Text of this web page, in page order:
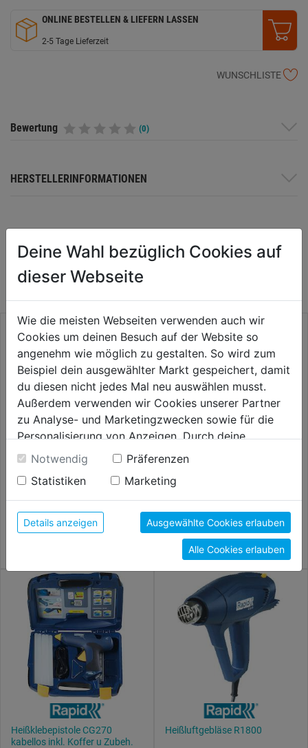
ONLINE BESTELLEN & LIEFERN LASSEN
2-5 Tage Lieferzeit
WUNSCHLISTE
Bewertung (0)
HERSTELLERINFORMATIONEN
WEITERE PRODUKTE AUS DIESER
KATEGORIE
Klebepistole CG 270 Blister f.
Klebesticks 12mm
36,59€
WB2000HLG
44,99€
Heißklebepistole CG270
kabellos inkl. Koffer u Zubeh.
Heißluftgebläse R1800
Deine Wahl bezüglich Cookies auf
dieser Webseite
Wie die meisten Webseiten verwenden auch wir
Cookies um deinen Besuch auf der Website so
angenehm wie möglich zu gestalten. So wird zum
Beispiel dein ausgewählter Markt gespeichert, damit
du diesen nicht jedes Mal neu auswählen musst.
Außerdem verwenden wir Cookies unserer Partner
zu Analyse- und Marketingzwecken sowie für die
Personalisierung von Anzeigen. Durch deine
Einwilligung werden die Daten von Drittanbieter,
unter anderem auch in den USA, verarbeitet.
Durch Klick auf "Alle Cookies erlauben" stimmst du
der Verwendung aller Cookies zu. Unter "Details
anzeigen" findest du alle Infos zu den
unterschiedlichen Cookies, unter "Cookies
Konfigurieren" kannst du auswählen, welche Cookies
du zulassen möchtest und welche nicht.
Weitere Informationen findest du in unserer
Datenschutzerklärung
Notwendig
Präferenzen
Statistiken
Marketing
Details anzeigen Ausgewählte Cookies erlauben
Alle Cookies erlauben